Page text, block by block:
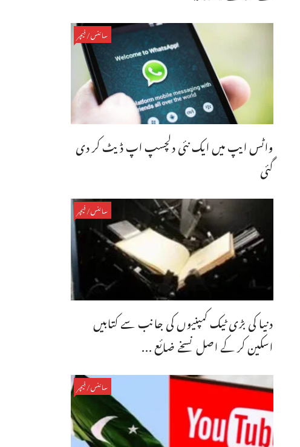
سائنس/فیچر
واٹس ایپ میں ایک نئی دلچسپ اپ ڈیٹ کر دی
گئی
سائنس/فیچر
دنیا کی بڑی ٹیک کمپنیوں کی جانب سے کتابیں
اسکین کر کے اصل نسخے ضائع ...
سائنس/فیچر